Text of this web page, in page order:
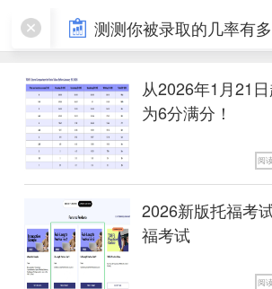
托福
从2026年1月21
为6分满分！
阅
2026新版托福考
福考试
阅
测测你被录取的几率有